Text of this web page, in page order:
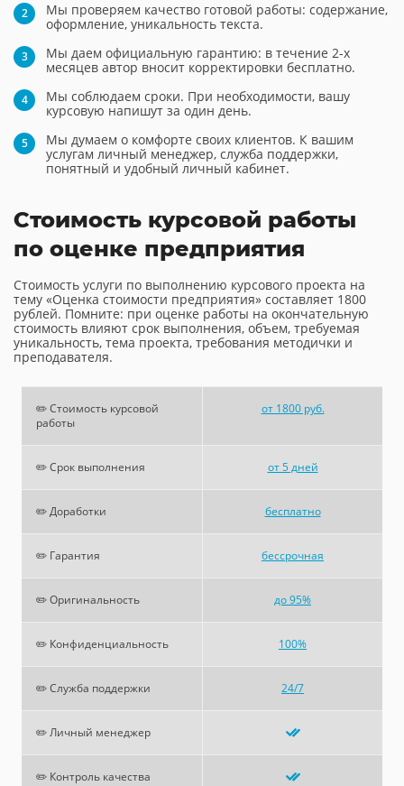
Мы проверяем качество готовой работы: содержание,
оформление, уникальность текста.
Мы даем официальную гарантию: в течение 2-х
месяцев автор вносит корректировки бесплатно.
Мы соблюдаем сроки. При необходимости, вашу
курсовую напишут за один день.
Мы думаем о комфорте своих клиентов. К вашим
услугам личный менеджер, служба поддержки,
понятный и удобный личный кабинет.
Стоимость курсовой работы
по оценке предприятия
Стоимость услуги по выполнению курсового проекта на
тему «Оценка стоимости предприятия» составляет 1800
рублей. Помните: при оценке работы на окончательную
стоимость влияют срок выполнения, объем, требуемая
уникальность, тема проекта, требования методички и
преподавателя.
✏️ Стоимость курсовой
работы
от 1800 руб.
✏️ Срок выполнения от 5 дней
✏️ Доработки бесплатно
✏️ Гарантия бессрочная
✏️ Оригинальность до 95%
✏️ Конфиденциальность 100%
✏️ Служба поддержки 24/7
✏️ Личный менеджер
✏️ Контроль качества